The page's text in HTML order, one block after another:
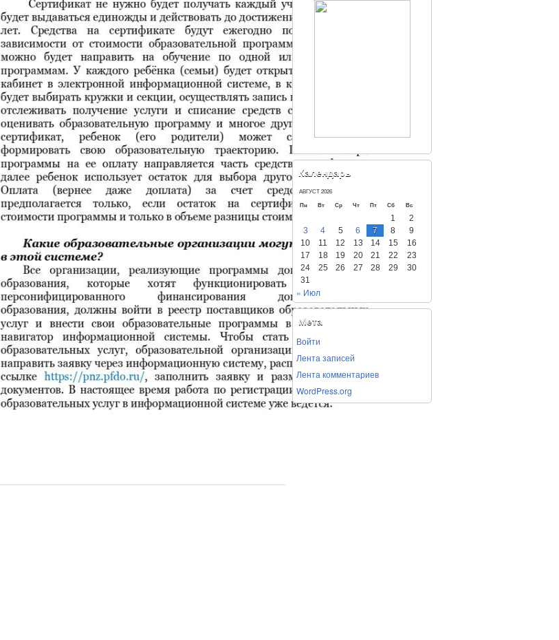
Календарь
АВГУСТ 2026
Пн
Вт Ср Чт Пт Сб Вс
1
2
3
4 5 6 7 8
9
10
11 12 13 14 15
16
17
18 19 20 21 22
23
24
25 26 27 28 29
30
31
« Июл
Мета
Войти
Лента записей
Лента комментариев
WordPress.org